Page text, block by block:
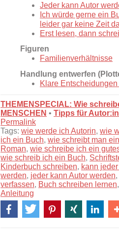
Jeder kann Autor
Ich würde gerne ein
leider gar keine Zeit
Erst lesen, dann
Figuren
Familienverhältnisse
Handlung entwerfen
Klare Entscheidungen
THEMENSPECIAL: Wie
MENSCHEN • Tipps für
Permalink
Tags: wie werde ich Autorin, wie
ich ein Buch, wie schreibt man
Roman, wie schreibe ich ein
wie schreib ich ein Buch,
Kinderbuch schreiben, kann
werden, jeder kann Autor werden,
verfassen, Buch schreiben lernen
Anleitung